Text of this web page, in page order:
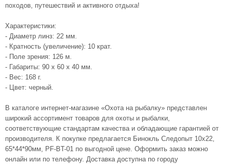
походов, путешествий и активного отдыха!
Характеристики:
- Диаметр линз: 22 мм.
- Кратность (увеличение): 10 крат.
- Поле зрения: 126 м.
- Габариты: 90 х 60 х 40 мм.
- Вес: 168 г.
- Цвет: черный.
В каталоге интернет-магазине «Охота на рыбалку» представлен
широкий ассортимент товаров для охоты и рыбалки,
соответствующие стандартам качества и обладающие гарантией от
производителя. К покупке предлагается Бинокль Следопыт 10х22,
65*44*90мм, PF-BT-01 по выгодной цене. Оформить заказ можно
онлайн или по телефону. Доставка доступна по городу